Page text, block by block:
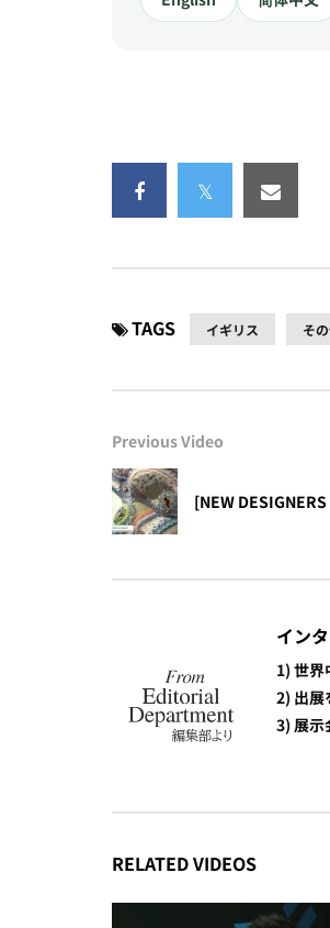
TAGS イギリス そ
Previous Video
[NEW
イン
1) 世
2) 出展
3) 展示
RELATED VIDEOS